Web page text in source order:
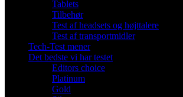
Tablets
Tilbehør
Test af headsets og højttalere
Test af transportmidler
Tech-Test mener
Det bedste vi har testet
Editors choice
Platinum
Gold